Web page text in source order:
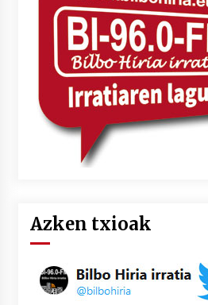
2026/07/03
MUSIBLA #297:
Tiga, Twisted
2026/07/02
Azken txioak